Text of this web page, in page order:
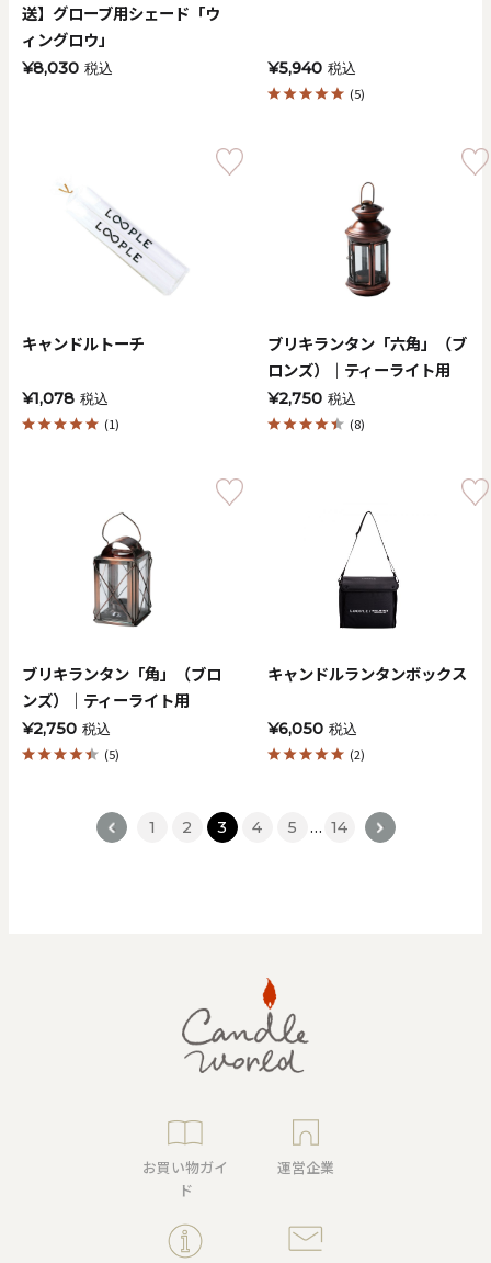
送】グローブ用シェード「ウ
ィングロウ」
¥8,030 税込 ¥5,940 税込
(5)
キャンドルトーチ
¥1,078 税込
(1)
ブリキランタン「六角」（ブ
ロンズ）｜ティーライト用
¥2,750 税込
(8)
ブリキランタン「角」（ブロ
ンズ）｜ティーライト用
¥2,750 税込
(5)
キャンドルランタンボックス
¥6,050 税込
(2)
< 1 2 3 4 5 … 14 >
お買い物ガイ
ド
運営企業